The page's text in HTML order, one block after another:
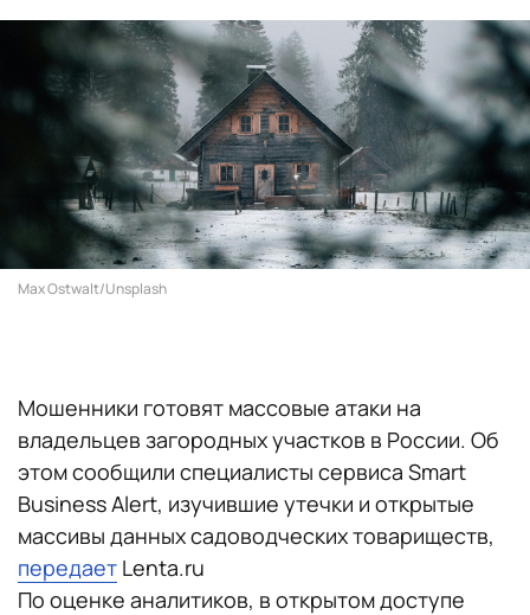
Max Ostwalt/Unsplash
Мошенники готовят массовые атаки на
владельцев загородных участков в России. Об
этом сообщили специалисты сервиса Smart
Business Alert, изучившие утечки и открытые
массивы данных садоводческих товариществ,
передает Lenta.ru
По оценке аналитиков, в открытом доступе